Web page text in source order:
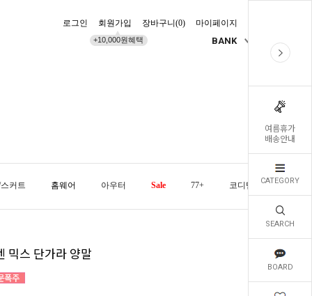
여름휴가
배송안내
CATEGORY
SEARCH
BOARD
로그인 회원가입
+10,000원혜택
장바구니(0) 마이페이지
BANK
커트 홈웨어 아우터 Sale 77+ 코디템 오늘발송
믹스 단가라 양말